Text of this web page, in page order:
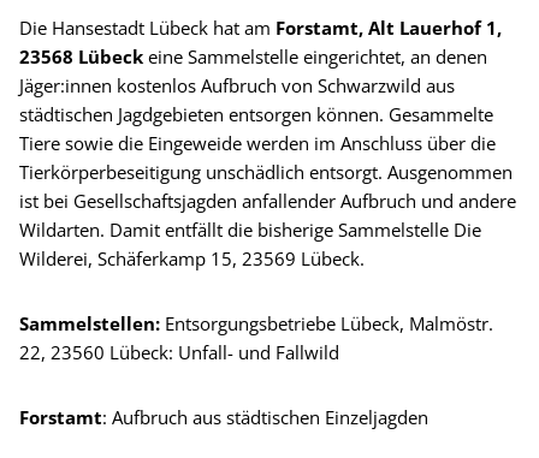
Die Hansestadt Lübeck hat am Forstamt, Alt Lauerhof 1,
23568 Lübeck eine Sammelstelle eingerichtet, an denen
Jäger:innen kostenlos Aufbruch von Schwarzwild aus
städtischen Jagdgebieten entsorgen können. Gesammelte
Tiere sowie die Eingeweide werden im Anschluss über die
Tierkörperbeseitigung unschädlich entsorgt. Ausgenommen
ist bei Gesellschaftsjagden anfallender Aufbruch und andere
Wildarten. Damit entfällt die bisherige Sammelstelle Die
Wilderei, Schäferkamp 15, 23569 Lübeck.
Sammelstellen: Entsorgungsbetriebe Lübeck, Malmöstr.
22, 23560 Lübeck: Unfall- und Fallwild
Forstamt: Aufbruch aus städtischen Einzeljagden